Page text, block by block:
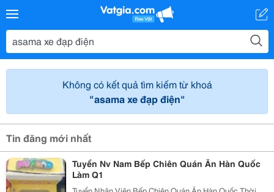
Không có kết quả tìm kiếm từ khoá
"asama xe đạp điện"
Tin đăng mới nhất
Tuyển Nv Nam Bếp Chiên Quán Ăn Hàn Quốc
Làm Q1